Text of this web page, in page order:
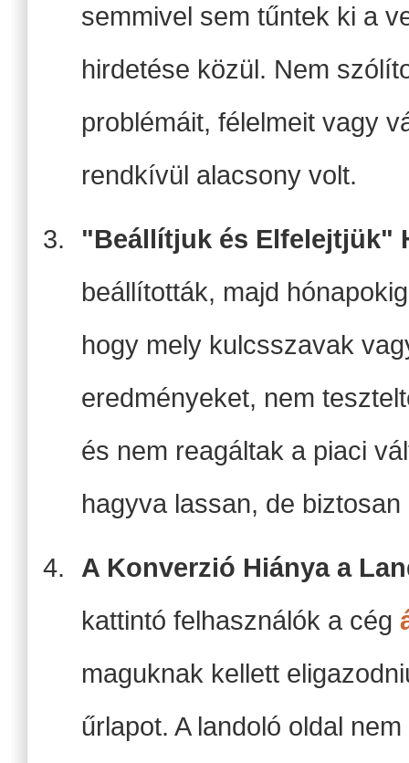
semmivel sem tűntek ki a
hirdetése közül. Nem
problémáit, félelmeit vagy
rendkívül alacsony volt.
"Beállítjuk és Elfelejtjük"
beállították, majd
hogy mely kulcsszavak
eredményeket, nem
és nem reagáltak a piaci
hagyva lassan, de
A Konverzió Hiánya a
kattintó felhasználók a cég
maguknak kellett
űrlapot. A landoló oldal